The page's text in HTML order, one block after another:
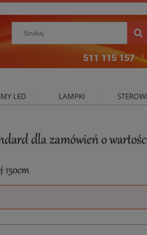
LED LAMPKI